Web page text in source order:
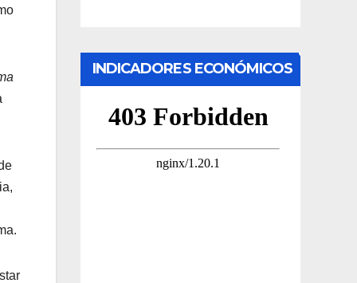
INDICADORES ECONÓMICOS